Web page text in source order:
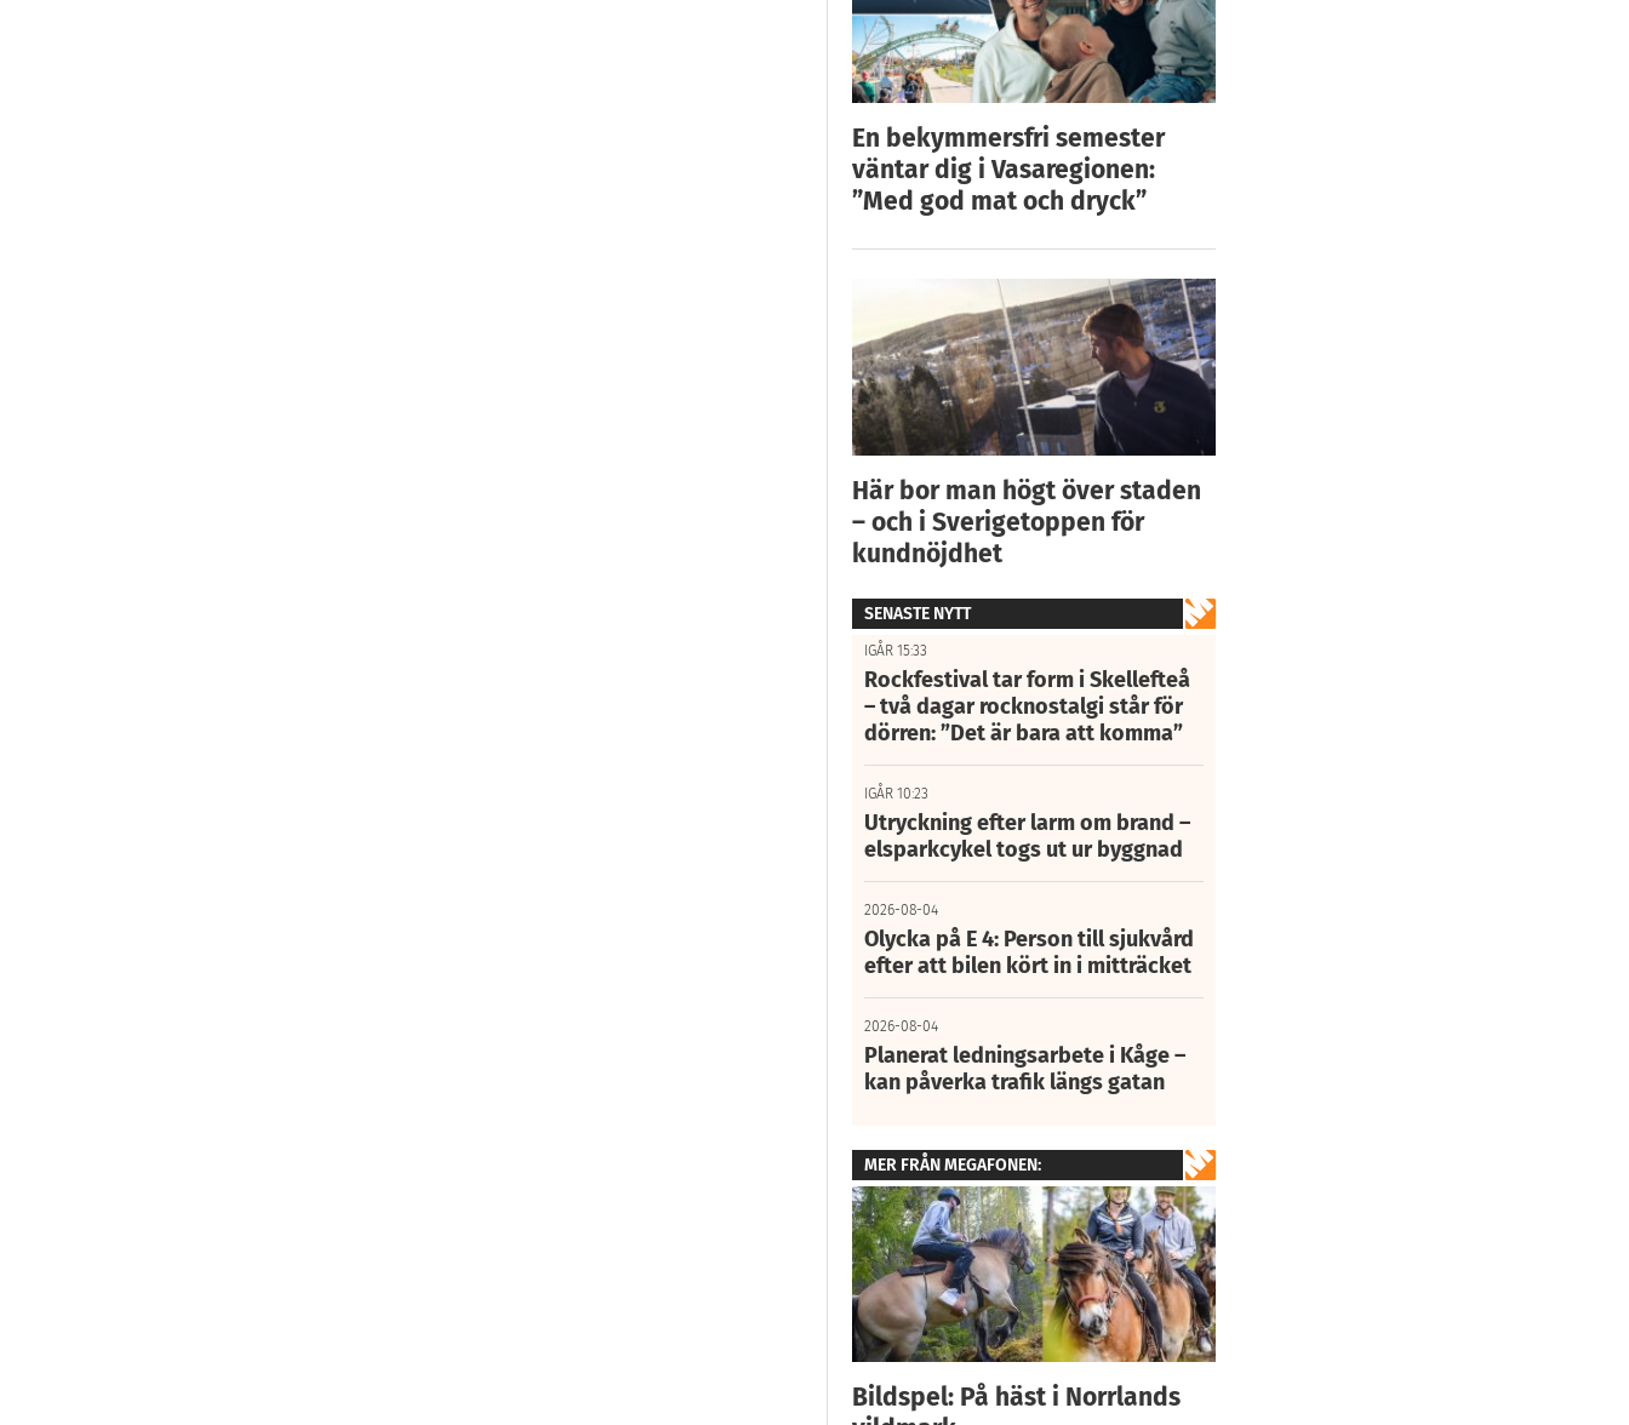
En bekymmersfri semester
väntar dig i Vasaregionen:
”Med god mat och dryck”
Här bor man högt över staden
– och i Sverigetoppen för
kundnöjdhet
SENASTE NYTT
IGÅR 15:33
Rockfestival tar form i Skellefteå
– två dagar rocknostalgi står för
dörren: ”Det är bara att komma”
IGÅR 10:23
Utryckning efter larm om brand –
elsparkcykel togs ut ur byggnad
2026-08-04
Olycka på E 4: Person till sjukvård
efter att bilen kört in i mitträcket
2026-08-04
Planerat ledningsarbete i Kåge –
kan påverka trafik längs gatan
MER FRÅN MEGAFONEN:
Bildspel: På häst i Norrlands